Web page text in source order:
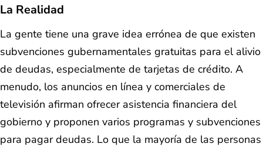
La Realidad
La gente tiene una grave idea errónea de que existen
subvenciones gubernamentales gratuitas para el alivio
de deudas, especialmente de tarjetas de crédito. A
menudo, los anuncios en línea y comerciales de
televisión afirman ofrecer asistencia financiera del
gobierno y proponen varios programas y subvenciones
para pagar deudas. Lo que la mayoría de las personas